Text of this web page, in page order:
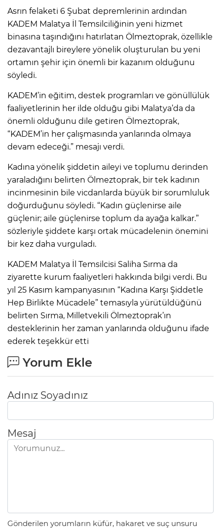
Asrın felaketi 6 Şubat depremlerinin ardından
KADEM Malatya İl Temsilciliğinin yeni hizmet
binasına taşındığını hatırlatan Ölmeztoprak, özellikle
dezavantajlı bireylere yönelik oluşturulan bu yeni
ortamın şehir için önemli bir kazanım olduğunu
söyledi.
KADEM’in eğitim, destek programları ve gönüllülük
faaliyetlerinin her ilde olduğu gibi Malatya’da da
önemli olduğunu dile getiren Ölmeztoprak,
“KADEM’in her çalışmasında yanlarında olmaya
devam edeceği.” mesajı verdi.
Kadına yönelik şiddetin aileyi ve toplumu derinden
yaraladığını belirten Ölmeztoprak, bir tek kadının
incinmesinin bile vicdanlarda büyük bir sorumluluk
doğurduğunu söyledi. “Kadın güçlenirse aile
güçlenir; aile güçlenirse toplum da ayağa kalkar.”
sözleriyle şiddete karşı ortak mücadelenin önemini
bir kez daha vurguladı.
KADEM Malatya İl Temsilcisi Saliha Sırma da
ziyarette kurum faaliyetleri hakkında bilgi verdi. Bu
yıl 25 Kasım kampanyasının “Kadına Karşı Şiddetle
Hep Birlikte Mücadele” temasıyla yürütüldüğünü
belirten Sırma, Milletvekili Ölmeztoprak’ın
desteklerinin her zaman yanlarında olduğunu ifade
ederek teşekkür etti
Yorum Ekle
Adınız Soyadınız
Mesaj
Gönderilen yorumların küfür, hakaret ve suç unsuru